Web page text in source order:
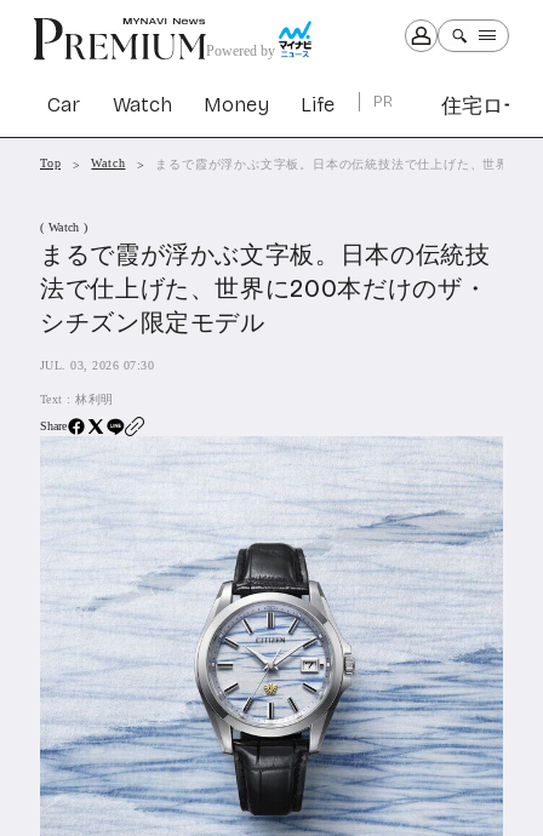
Powered by
Car Watch Money Life PR 住宅ロー
Car Watch Money Life
PR
住宅ローン
SBIネオトレード証券
All Articles
特集&連載記事
Feature
Series
Top Watch まるで霞が浮かぶ文字板。日本の伝統技法で仕上げた、世界に
( Watch )
まるで霞が浮かぶ文字板。日本の伝統技
法で仕上げた、世界に200本だけのザ・
シチズン限定モデル
JUL. 03, 2026 07:30
Text :林利明
Share